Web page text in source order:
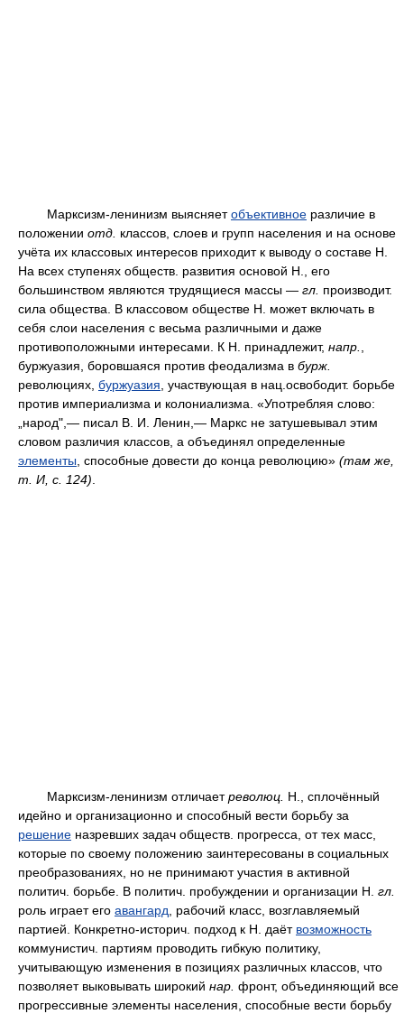
Марксизм-ленинизм выясняетобъективное различие в
положении отд. классов, слоев и групп населения и на основе
учёта их классовых интересов приходит к выводу о составе Н.
На всех ступенях обществ. развития основой Н., его
большинством являются трудящиеся массы — гл. производит.
сила общества. В классовом обществе Н. может включать в
себя слои населения с весьма различными и даже
противоположными интересами. К Н. принадлежит, напр.
буржуазия, боровшаяся против феодализма в бурж.
революциях, буржуазия , участвующая в нац.освободит. борьбе
против империализма и колониализма. «Употребляя слово:
„народ",— писал В. И. Ленин,— Маркс не затушевывал этим
словом различия классов, а объединял определенные
элементы , способные довести до конца революцию» (там же,
т. И, с. 124)
Марксизм-ленинизм отличаетреволюц. Н., сплочённый
идейно и организационно и способный вести борьбу за
решение назревших задач обществ. прогресса, от тех масс,
которые по своему положению заинтересованы в социальных
преобразованиях, но не принимают участия в активной
политич. борьбе. В политич. пробуждении и организации Н. гл.
роль играет его авангард , рабочий класс, возглавляемый
партией. Конкретно-историч. подход к Н. даёт возможность
коммунистич. партиям проводить гибкую политику,
учитывающую изменения в позициях различных классов, что
позволяет выковывать широкий нар. фронт, объединяющий все
прогрессивные элементы населения, способные вести борьбу